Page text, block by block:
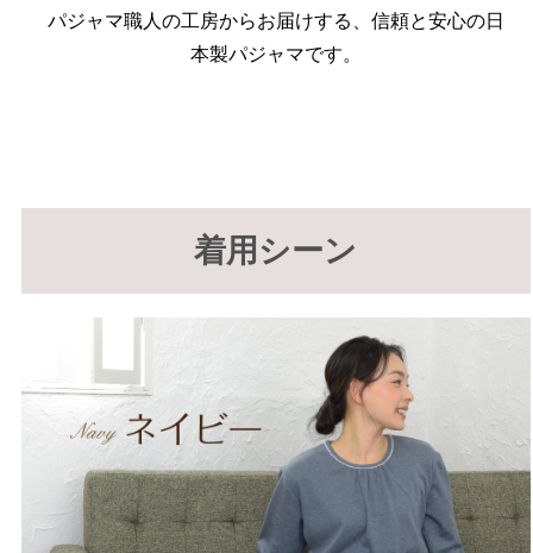
パジャマ職人の工房からお届けする、信頼と安心の日
本製パジャマです。
着用シーン